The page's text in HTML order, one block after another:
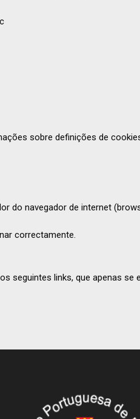
sobre definições de
do navegador de internet
correctamente.
seguintes links, que apenas se